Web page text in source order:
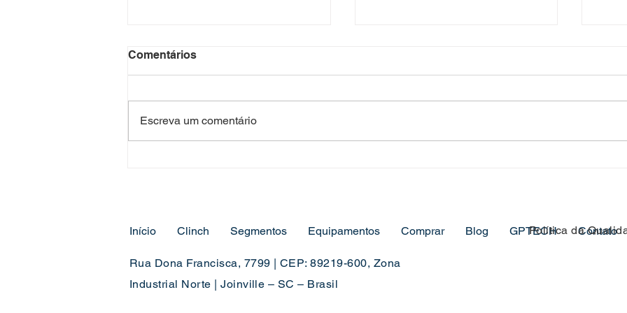
Comentários
Escreva um comentário
Início Clinch Segmentos Equipamentos Comprar Blog GPTECH Contato
Rua Dona Francisca, 7799 | CEP: 89219-600, Zona
Industrial Norte | Joinville – SC – Brasil
Política da